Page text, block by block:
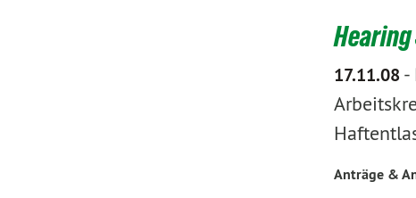
17.11.08-
Anträge &